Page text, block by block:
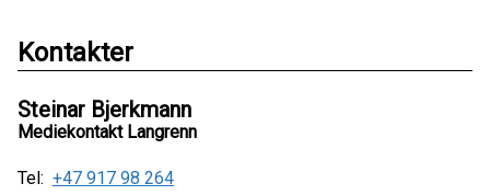
Kontakter
Steinar Bjerkmann
Mediekontakt Langrenn
Tel: +47 917 98 264